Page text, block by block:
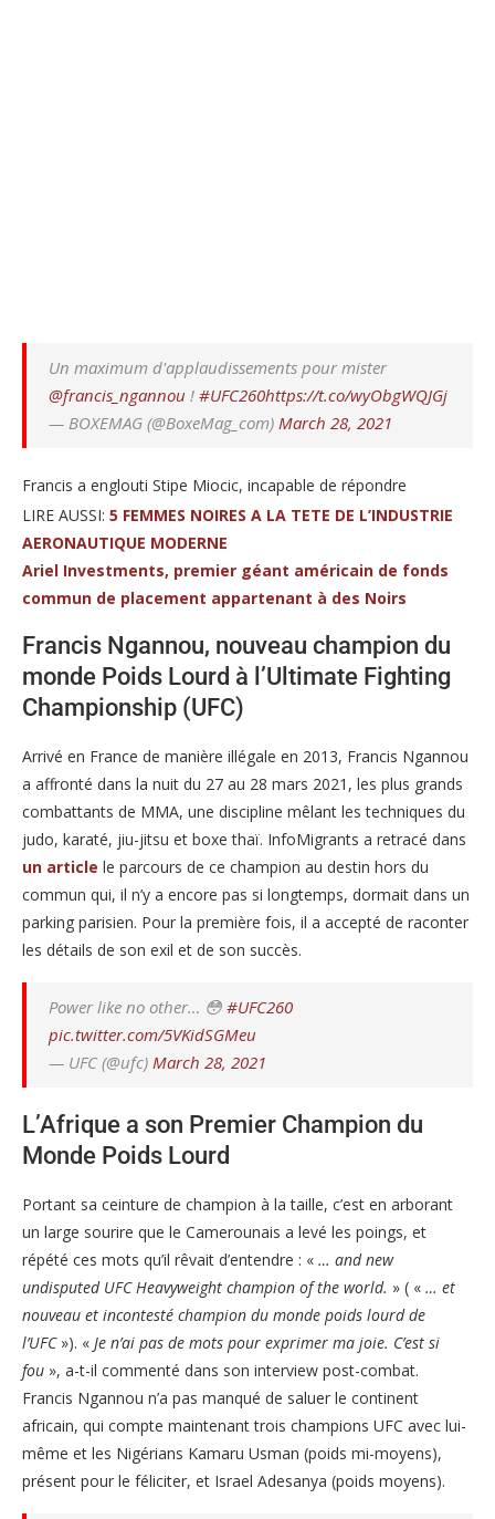
Un maximum d'applaudissements pour mister
@francis_ngannou ! #UFC260https://t.co/wyObgWQJGj
— BOXEMAG (@BoxeMag_com) March 28, 2021
Francis a englouti Stipe Miocic, incapable de répondre
LIRE AUSSI: 5 FEMMES NOIRES A LA TETE DE L’INDUSTRIE
AERONAUTIQUE MODERNE
Ariel Investments, premier géant américain de fonds
commun de placement appartenant à des Noirs
Francis Ngannou, nouveau champion du
monde Poids Lourd à l’Ultimate Fighting
Championship (UFC)
Arrivé en France de manière illégale en 2013, Francis Ngannou
a affronté dans la nuit du 27 au 28 mars 2021, les plus grands
combattants de MMA, une discipline mêlant les techniques du
judo, karaté, jiu-jitsu et boxe thaï. InfoMigrants a retracé dans
un article le parcours de ce champion au destin hors du
commun qui, il n’y a encore pas si longtemps, dormait dans un
parking parisien. Pour la première fois, il a accepté de raconter
les détails de son exil et de son succès.
Power like no other… 😳 #UFC260
pic.twitter.com/5VKidSGMeu
— UFC (@ufc) March 28, 2021
L’Afrique a son Premier Champion du
Monde Poids Lourd
Portant sa ceinture de champion à la taille, c’est en arborant
un large sourire que le Camerounais a levé les poings, et
répété ces mots qu’il rêvait d’entendre : « … and new
undisputed UFC Heavyweight champion of the world. » ( « … et
nouveau et incontesté champion du monde poids lourd de
l’UFC»). « Je n’ai pas de mots pour exprimer ma joie. C’est si
fou », a-t-il commenté dans son interview post-combat.
Francis Ngannou n’a pas manqué de saluer le continent
africain, qui compte maintenant trois champions UFC avec lui-
même et les Nigérians Kamaru Usman (poids mi-moyens),
présent pour le féliciter, et Israel Adesanya (poids moyens).